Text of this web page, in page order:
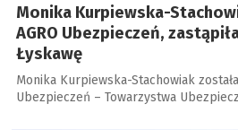
Monika Kurpiewska-
AGRO Ubezpieczeń,
Łyskawę
Monika Kurpiewska-Stachowiak
Ubezpieczeń – Towarzystwa